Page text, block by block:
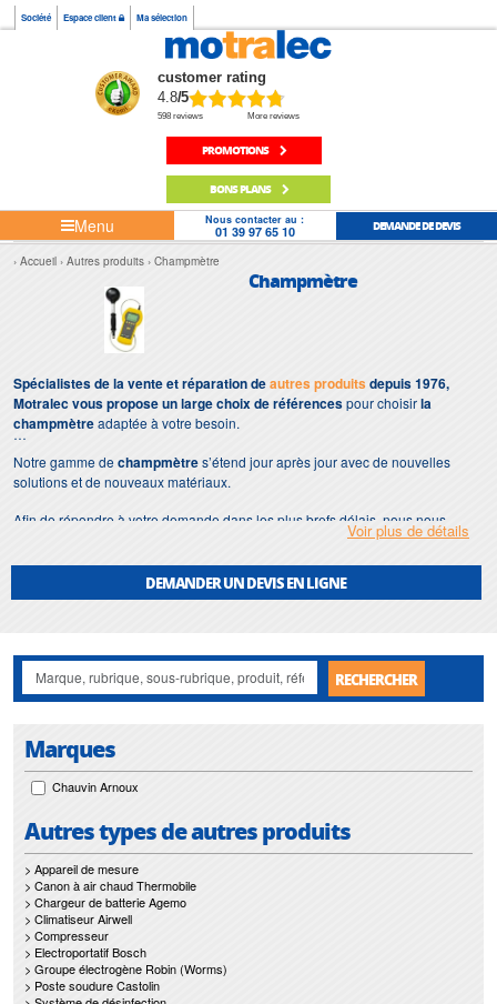
Société Espace client Ma sélection
customer rating
4.8/5
598 reviews More reviews
PROMOTIONS
BONS PLANS
Menu Nous contacter au :
01 39 97 65 10 DEMANDE DE DEVIS
Accueil Autres produits Champmètre
Champmètre
Spécialistes de la vente et réparation deautres produits depuis 1976,
Motralec vous propose un large choix de référencespour choisirla
champmètreadaptée à votre besoin.
Notre gamme dechampmètres’étend jour après jour avec de nouvelles
solutions et de nouveaux matériaux.
Afin de répondre à votre demande dans les plus brefs délais, nous nous
champmètre.
met également à votre disposition son service de
maintenance dechampmètre.
contraintes sont un gage d'efficacité, et garantissent l'absence de perturbation
de vos installations dechampmètre
Voir plus de détails
DEMANDER UN DEVIS EN LIGNE
RECHERCHER
Marques
Chauvin Arnoux
Autres types de autres produits
> Appareil de mesure
> Canon à air chaud Thermobile
> Chargeur de batterie Agemo
> Climatiseur Airwell
> Compresseur
> Electroportatif Bosch
> Groupe électrogène Robin (Worms)
> Poste soudure Castolin